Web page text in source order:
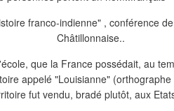
que la France possédait, au
appelé "Louisianne"
fut vendu, bradé plutôt, aux